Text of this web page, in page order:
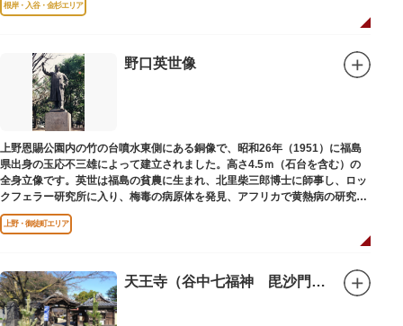
根岸・入谷・金杉エリア
野口英世像
上野恩賜公園内の竹の台噴水東側にある銅像で、昭和26年（1951）に福島
県出身の玉応不三雄によって建立されました。高さ4.5ｍ（石台を含む）の
全身立像です。英世は福島の貧農に生まれ、北里柴三郎博士に師事し、ロッ
クフェラー研究所に入り、梅毒の病原体を発見、アフリカで黄熱病の研究中
感染して、死去しました。
上野・御徒町エリア
天王寺（谷中七福神 毘沙門天）